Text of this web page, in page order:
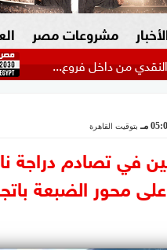
السياسة
مشروعات مصر
خلال
مـ بتوقيت القاهرة
تصادم دراجة
محور الضبعة